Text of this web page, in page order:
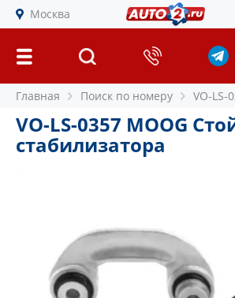
Москва
Главная Поиск по номеру VO-LS-
VO-LS-0357 MOOG
стабилизатора